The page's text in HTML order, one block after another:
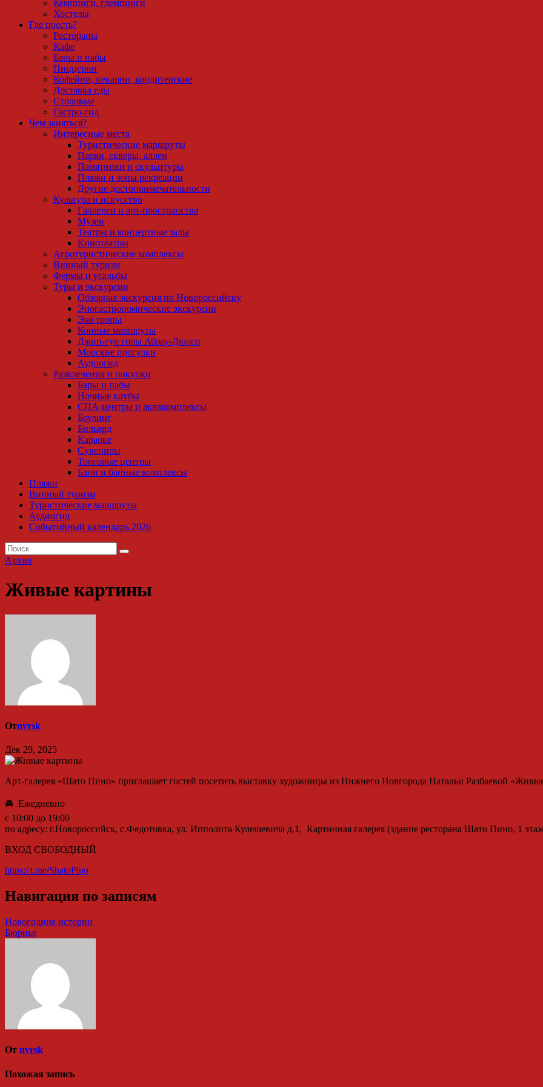
Кемпинги, глемпинги
Хостелы
Где поесть?
Рестораны
Кафе
Бары и пабы
Пиццерии
Кофейни, пекарни, кондитерские
Доставка еды
Столовые
Гастро-гид
Чем заняться?
Интересные места
Туристические маршруты
Парки, скверы, аллеи
Памятники и скульптуры
Пляжи и зоны рекреации
Другие достопримечательности
Культура и искусство
Галлереи и арт-пространства
Музеи
Театры и концертные залы
Кинотеатры
Агротуристические комплексы
Винный туризм
Фермы и усадьбы
Туры и экскурсии
Обзорная экскурсия по Новороссийску
Эногастрономические экскурсии
Эко тропы
Конные маршруты
Джип-тур горы Абрау-Дюрсо
Морские прогулки
Аудиогид
Развлечения и покупки
Бары и пабы
Ночные клубы
СПА-центры и аквакомплексы
Боулинг
Бильярд
Караоке
Сувениры
Торговые центры
Бани и банные комплексы
Пляжи
Винный туризм
Туристические маршруты
Аудиогид
Событийный календарь 2026
Архив
Живые картины
Отnvrsk
Дек 29, 2025
Арт-галерея «Шато Пино» приглашает гостей посетить выставку художницы из Нижнего Новгорода Натальи Разбаевой
🚘 Ежедневно
с 10:00 до 19:00
по адресу: г.Новороссийск, с.Федотовка, ул. Ипполита Кулешевича д.1, Картинная галерея (здание ресторана Шато Пино, 1
ВХОД СВОБОДНЫЙ
https://t.me/ShatoPino
Навигация по записям
Новогодние истории
Бюрнье
От nvrsk
Похожая запись